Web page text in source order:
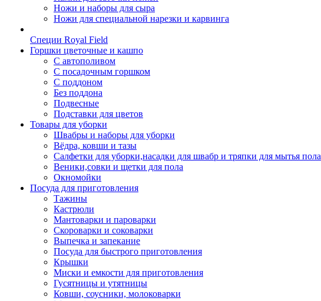
Ножи и наборы для сыра
Ножи для специальной нарезки и карвинга
Специи Royal Field
Горшки цветочные и кашпо
С автополивом
С посадочным горшком
С поддоном
Без поддона
Подвесные
Подставки для цветов
Товары для уборки
Швабры и наборы для уборки
Вёдра, ковши и тазы
Салфетки для уборки,насадки для швабр и тряпки для мытья пола
Веники,совки и щетки для пола
Окномойки
Посуда для приготовления
Тажины
Кастрюли
Мантоварки и пароварки
Скороварки и соковарки
Выпечка и запекание
Посуда для быстрого приготовления
Крышки
Миски и емкости для приготовления
Гусятницы и утятницы
Ковши, соусники, молоковарки